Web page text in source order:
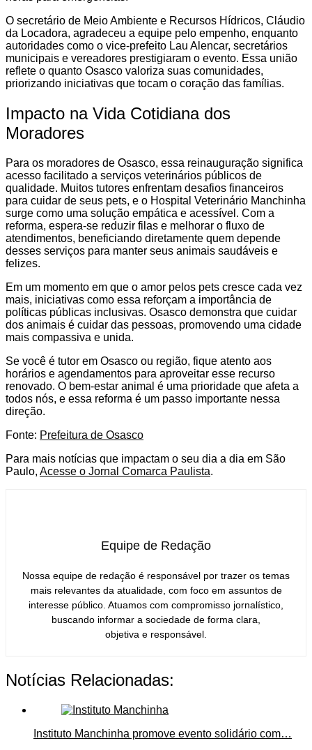
O secretário de Meio Ambiente e Recursos Hídricos, Cláudio
da Locadora, agradeceu a equipe pelo empenho, enquanto
autoridades como o vice-prefeito Lau Alencar, secretários
municipais e vereadores prestigiaram o evento. Essa união
reflete o quanto Osasco valoriza suas comunidades,
priorizando iniciativas que tocam o coração das famílias.
Impacto na Vida Cotidiana dos
Moradores
Para os moradores de Osasco, essa reinauguração significa
acesso facilitado a serviços veterinários públicos de
qualidade. Muitos tutores enfrentam desafios financeiros
para cuidar de seus pets, e o Hospital Veterinário Manchinha
surge como uma solução empática e acessível. Com a
reforma, espera-se reduzir filas e melhorar o fluxo de
atendimentos, beneficiando diretamente quem depende
desses serviços para manter seus animais saudáveis e
felizes.
Em um momento em que o amor pelos pets cresce cada vez
mais, iniciativas como essa reforçam a importância de
políticas públicas inclusivas. Osasco demonstra que cuidar
dos animais é cuidar das pessoas, promovendo uma cidade
mais compassiva e unida.
Se você é tutor em Osasco ou região, fique atento aos
horários e agendamentos para aproveitar esse recurso
renovado. O bem-estar animal é uma prioridade que afeta a
todos nós, e essa reforma é um passo importante nessa
direção.
Fonte: Prefeitura de Osasco
Para mais notícias que impactam o seu dia a dia em São
Paulo, Acesse o Jornal Comarca Paulista.
Equipe de Redação
Nossa equipe de redação é responsável por trazer os temas
mais relevantes da atualidade, com foco em assuntos de
interesse público. Atuamos com compromisso jornalístico,
buscando informar a sociedade de forma clara,
objetiva e responsável.
Notícias Relacionadas:
Instituto Manchinha promove evento solidário com…